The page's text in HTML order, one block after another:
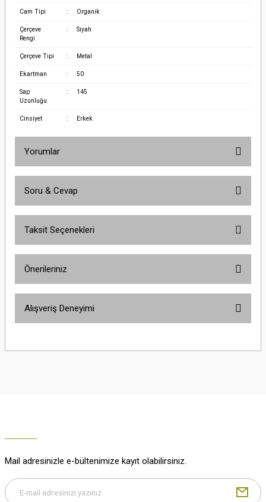
Cam Tipi : Organik
Çerçeve
Rengi
: Siyah
Çerçeve Tipi : Metal
Ekartman : 50
Sap
Uzunluğu
: 145
Cinsiyet : Erkek
Yorumlar
Soru & Cevap
Taksit Seçenekleri
Önerileriniz
yetersiz gördüğünüz noktaları öneri formunu kullanarak tarafımıza
Alışveriş Deneyimi
M... K... | 29/12/2025
Mail adresinizle e-bültenimize kayıt olabilirsiniz.